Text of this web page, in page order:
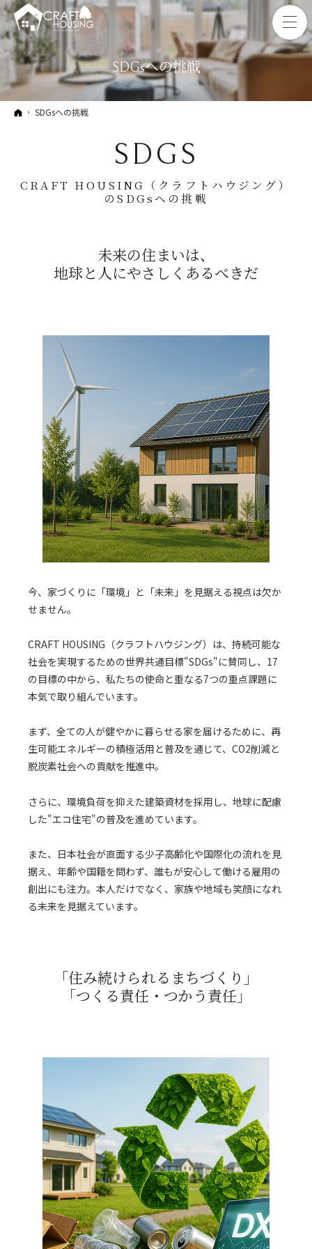
SDGsへの挑戦
ホーム
SDGsへの挑戦
SDGS
CRAFT HOUSING（クラフトハウジング）
のSDGsへの挑戦
未来の住まいは、
地球と人にやさしくあるべきだ
今、家づくりに「環境」と「未来」を見据える視点は欠か
せません。
CRAFT HOUSING（クラフトハウジング）は、持続可能な
社会を実現するための世界共通目標"SDGs"に賛同し、17
の目標の中から、私たちの使命と重なる7つの重点課題に
本気で取り組んでいます。
まず、全ての人が健やかに暮らせる家を届けるために、再
生可能エネルギーの積極活用と普及を通じて、CO2削減と
脱炭素社会への貢献を推進中。
さらに、環境負荷を抑えた建築資材を採用し、地球に配慮
した"エコ住宅"の普及を進めています。
また、日本社会が直面する少子高齢化や国際化の流れを見
据え、年齢や国籍を問わず、誰もが安心して働ける雇用の
創出にも注力。本人だけでなく、家族や地域も笑顔になれ
る未来を見据えています。
「住み続けられるまちづくり」
「つくる責任・つかう責任」